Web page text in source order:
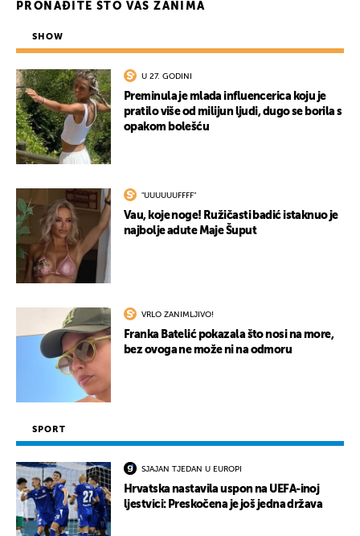
PRONAĐITE ŠTO VAS ZANIMA
SHOW
U 27. GODINI
Preminula je mlada influencerica koju je
pratilo više od milijun ljudi, dugo se borila s
opakom bolešću
"UUUUUUFFFF"
Vau, koje noge! Ružičasti badić istaknuo je
najbolje adute Maje Šuput
VRLO ZANIMLJIVO!
Franka Batelić pokazala što nosi na more,
bez ovoga ne može ni na odmoru
SPORT
SJAJAN TJEDAN U EUROPI
Hrvatska nastavila uspon na UEFA-inoj
ljestvici: Preskočena je još jedna država